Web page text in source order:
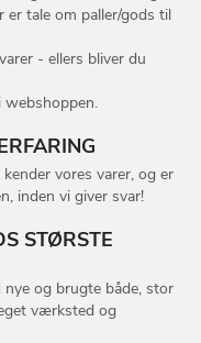
er tale om paller/gods til
- ellers bliver du
webshoppen.
vores varer, og er
inden vi giver svar!
STØRSTE
og brugte både, stor
værksted og